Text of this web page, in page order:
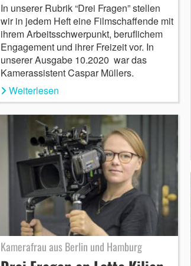
In unserer Rubrik “Drei Fragen” stellen
wir in jedem Heft eine Filmschaffende mit
ihrem Arbeitsschwerpunkt, beruflichem
Engagement und ihrer Freizeit vor. In
unserer Ausgabe 10.2020 war das
Kamerassistent Caspar Müllers.
Weiterlesen
Kamerafrau aus Berlin und Hamburg